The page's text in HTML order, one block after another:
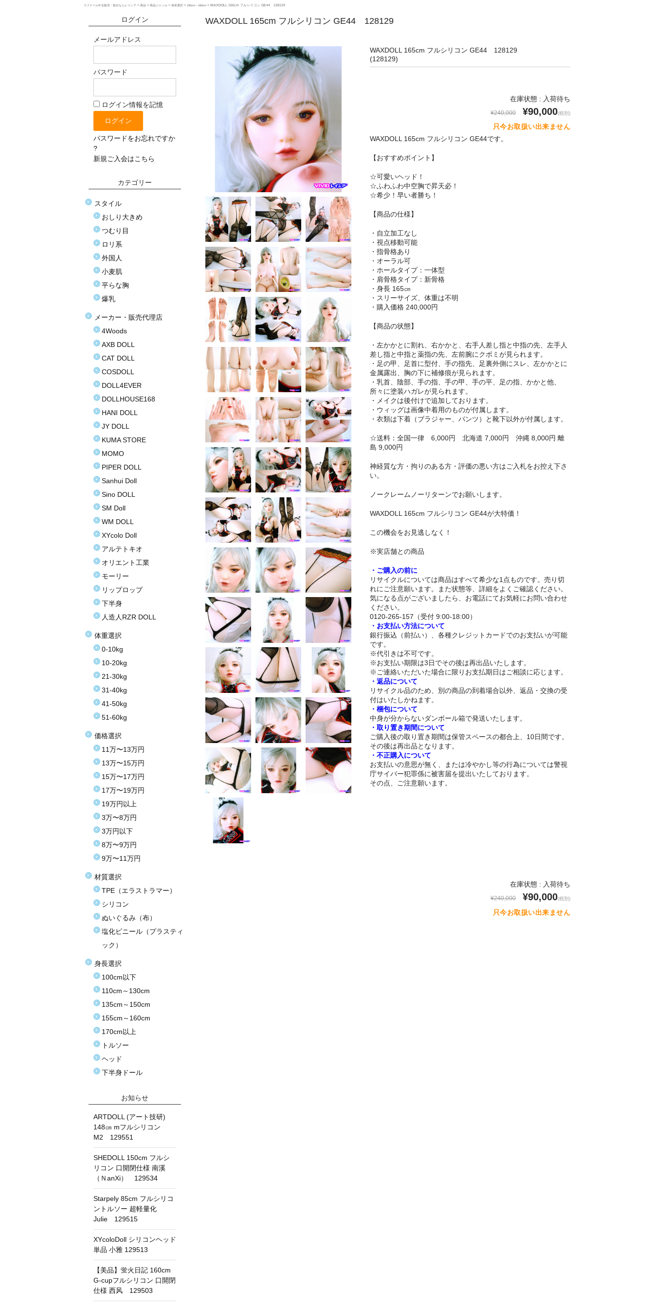
ラブドール中古販売・処分ならレイシア > 商品 > 商品ジャンル > 身長選択 > 155cm～160cm > WAXDOLL 165cm フルシリコン GE44 128129
WAXDOLL 165cm フルシリコン GE44 128129
WAXDOLL 165cm フルシリコン GE44 128129
(128129)
在庫状態 : 入荷待ち
¥240,000 ¥90,000(税別)
只今お取扱い出来ません
WAXDOLL 165cm フルシリコン GE44です。
【おすすめポイント】
☆可愛いヘッド！
☆ふわふわ中空胸で昇天必！
☆希少！早い者勝ち！
【商品の仕様】
・自立加工なし
・視点移動可能
・指骨格あり
・オーラル可
・ホールタイプ：一体型
・肩骨格タイプ：新骨格
・身長 165㎝
・スリーサイズ、体重は不明
・購入価格 240,000円
【商品の状態】
・左かかとに割れ、右かかと、右手人差し指と中指の先、左手人
差し指と中指と薬指の先、左前腕にクボミが見られます。
・足の甲、足首に型付、手の指先、足裏外側にスレ、左かかとに
金属露出、胸の下に補修痕が見られます。
・乳首、陰部、手の指、手の甲、手の平、足の指、かかと他、
所々に塗装ハガレが見られます。
・メイクは後付けで追加しております。
・ウィッグは画像中着用のものが付属します。
・衣類は下着（ブラジャー、パンツ）と靴下以外が付属します。
☆送料：全国一律 6,000円 北海道 7,000円 沖縄 8,000円 離
島 9,000円
神経質な方・拘りのある方・評価の悪い方はご入札をお控え下さ
い。
ノークレームノーリターンでお願いします。
WAXDOLL 165cm フルシリコン GE44が大特価！
この機会をお見逃しなく！
※実店舗との商品
・ご購入の前に
リサイクルについては商品はすべて希少な1点ものです。売り切
れにご注意願います。また状態等、詳細をよくご確認ください。
気になる点がございましたら、お電話にてお気軽にお問い合わせ
ください。
0120-265-157（受付 9:00-18:00）
・お支払い方法について
銀行振込（前払い）、各種クレジットカードでのお支払いが可能
です。
※代引きは不可です。
※お支払い期限は3日でその後は再出品いたします。
※ご連絡いただいた場合に限りお支払期日はご相談に応じます。
・返品について
リサイクル品のため、別の商品の到着場合以外、返品・交換の受
付はいたしかねます。
・梱包について
中身が分からないダンボール箱で発送いたします。
・取り置き期間について
ご購入後の取り置き期間は保管スペースの都合上、10日間です。
その後は再出品となります。
・不正購入について
お支払いの意思が無く、または冷やかし等の行為については警視
庁サイバー犯罪係に被害届を提出いたしております。
その点、ご注意願います。
在庫状態 : 入荷待ち
¥240,000 ¥90,000(税別)
只今お取扱い出来ません
ログイン
メールアドレス
パスワード
ログイン情報を記憶
パスワードをお忘れですか
?
新規ご入会はこちら
カテゴリー
スタイル
おしり大きめ
つむり目
ロリ系
外国人
小麦肌
平らな胸
爆乳
メーカー・販売代理店
4Woods
AXB DOLL
CAT DOLL
COSDOLL
DOLL4EVER
DOLLHOUSE168
HANI DOLL
JY DOLL
KUMA STORE
MOMO
PIPER DOLL
Sanhui Doll
Sino DOLL
SM Doll
WM DOLL
XYcolo Doll
アルテトキオ
オリエント工業
モーリー
リップロップ
下半身
人造人RZR DOLL
体重選択
0-10kg
10-20kg
21-30kg
31-40kg
41-50kg
51-60kg
価格選択
11万〜13万円
13万〜15万円
15万〜17万円
17万〜19万円
19万円以上
3万〜8万円
3万円以下
8万〜9万円
9万〜11万円
材質選択
TPE（エラストラマー）
シリコン
ぬいぐるみ（布）
塩化ビニール（プラスティ
ック）
身長選択
100cm以下
110cm～130cm
135cm～150cm
155cm～160cm
170cm以上
トルソー
ヘッド
下半身ドール
お知らせ
ARTDOLL (アート技研)
148㎝ mフルシリコン
M2 129551
SHEDOLL 150cm フルシ
リコン 口開閉仕様 南溪
（ＮanXi） 129534
Starpely 85cm フルシリコ
ントルソー 超軽量化
Julie 129515
XYcoloDoll シリコンヘッド
単品 小雅 129513
【美品】蛍火日記 160cm
G-cupフルシリコン 口開閉
仕様 西风 129503